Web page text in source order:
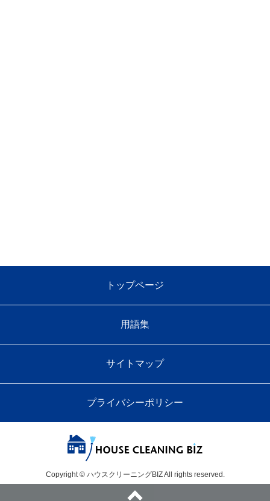
トップページ
用語集
サイトマップ
プライバシーポリシー
Copyright © ハウスクリーニングBIZ All rights reserved.